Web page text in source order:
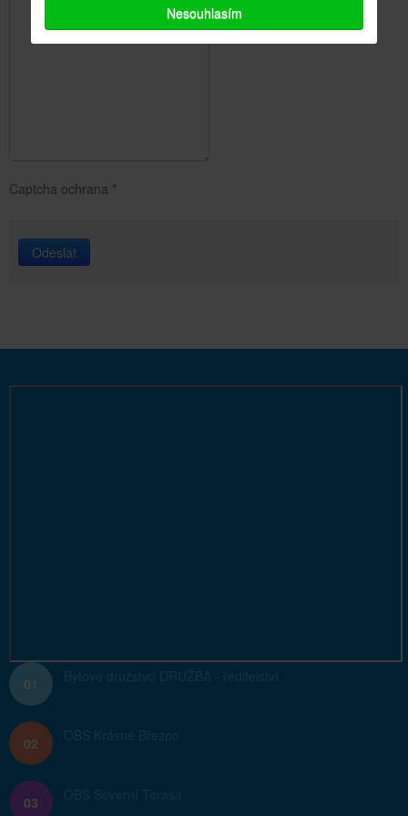
Captcha ochrana *
Odeslat
01
02
03
Nesouhlasím